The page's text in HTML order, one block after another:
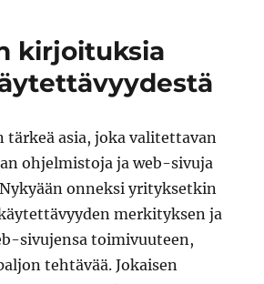
kirjoituksia
tärkeä asia, joka valitettavan
ohjelmistoja ja web-sivuja
onneksi yrityksetkin
merkityksen ja
sivujensa toimivuuteen,
tehtävää. Jokaisen